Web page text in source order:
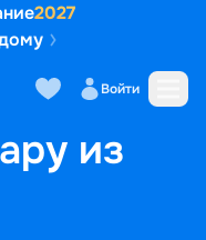
2027
Войти
из